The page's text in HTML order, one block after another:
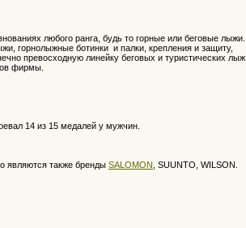
любого ранга, будь то горные или беговые лыжи.
горнолыжные ботинки и палки, крепления и защиту,
превосходную линейку беговых и туристических лыж.
фирмы.
14 из 15 медалей у мужчин.
являются также бренды SALOMON , SUUNTO, WILSON.